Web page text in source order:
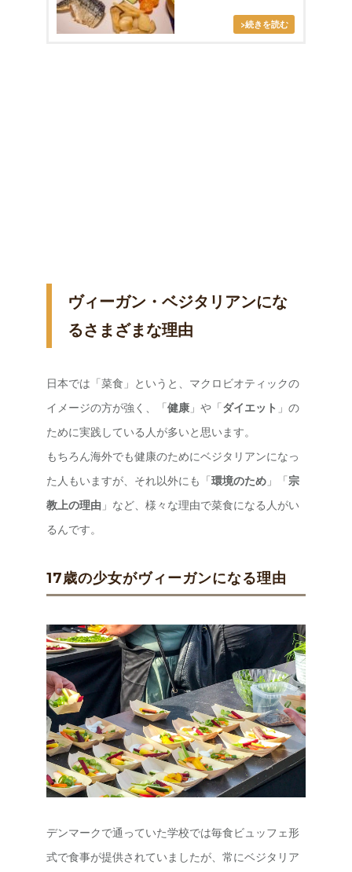
ヴィーガン・ベジタリアンにな
るさまざまな理由
日本では「菜食」というと、マクロビオティックの
イメージの方が強く、「 健康 」や「 ダイエット 」の
ために実践している人が多いと思います。
もちろん海外でも健康のためにベジタリアンになっ
た人もいますが、それ以外にも「 環境のため 」「 宗
教上の理由 」など、様々な理由で菜食になる人がい
るんです。
17歳の少女がヴィーガンになる理由
デンマークで通っていた学校では毎食ビュッフェ形
式で食事が提供されていましたが、常にベジタリア